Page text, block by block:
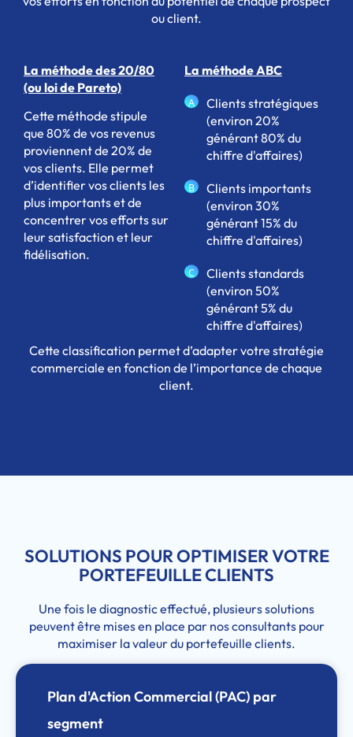
ou client.
La méthode des 20/80
(ou loi de Pareto)
Cette méthode stipule
que 80% de vos revenus
proviennent de 20% de
vos clients. Elle permet
d’identifier vos clients les
plus importants et de
concentrer vos efforts sur
leur satisfaction et leur
fidélisation.
La méthode ABC
A
Clients stratégiques
(environ 20%
générant 80% du
chiffre d'affaires)
B
Clients importants
(environ 30%
générant 15% du
chiffre d'affaires)
C
Clients standards
(environ 50%
générant 5% du
chiffre d'affaires)
Cette classification permet d’adapter votre stratégie
commerciale en fonction de l’importance de chaque
client.
SOLUTIONS POUR OPTIMISER VOTRE
PORTEFEUILLE CLIENTS
Une fois le diagnostic effectué, plusieurs solutions
peuvent être mises en place par nos consultants pour
maximiser la valeur du portefeuille clients.
Plan d'Action Commercial (PAC) par
segment